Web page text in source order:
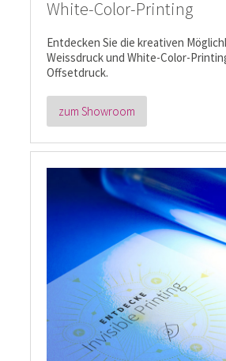
White-Color-Printing
Entdecken Sie die kreativen
Weissdruck und White-Color-
Offsetdruck.
zum Showroom